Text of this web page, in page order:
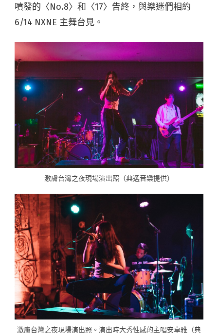
噴發的〈No.8〉和〈17〉告終，與樂迷們相約
6/14 NXNE 主舞台見。
激膚台灣之夜現場演出照（典選音樂提供）
激膚台灣之夜現場演出照。演出時大秀性感的主唱安卓雅（典